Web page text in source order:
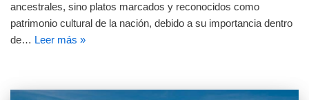
ancestrales, sino platos marcados y reconocidos como
patrimonio cultural de la nación, debido a su importancia dentro
de… Leer más »